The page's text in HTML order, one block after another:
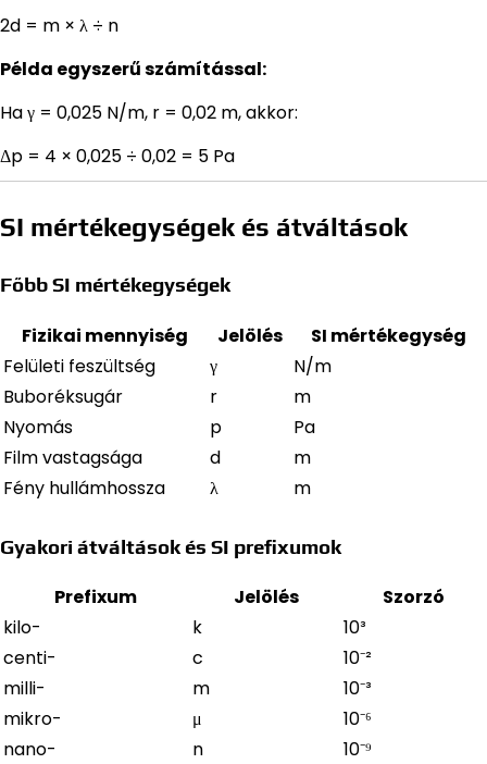
2d = m × λ ÷ n
Példa egyszerű számítással:
Ha γ = 0,025 N/m, r = 0,02 m, akkor:
Δp = 4 × 0,025 ÷ 0,02 = 5 Pa
SI mértékegységek és átváltások
Főbb SI mértékegységek
Fizikai mennyiség Jelölés
SI mértékegység
Felületi feszültség
γ
N/m
Buboréksugár
r
m
Nyomás
p
Pa
Film vastagsága
d
m
Fény hullámhossza
λ m
Gyakori átváltások és SI prefixumok
Prefixum Jelölés
Szorzó
kilo-
k
10³
centi-
c
10⁻²
milli-
m
10⁻³
mikro-
μ
10⁻⁶
nano-
n 10⁻⁹